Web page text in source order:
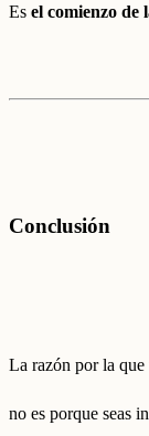
Es el comienzo de
Conclusión
La razón por la que
no es porque seas